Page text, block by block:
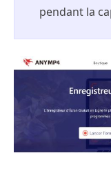
pendant la